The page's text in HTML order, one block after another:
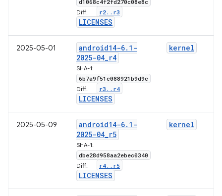
d1068c4f2fd270c08e8c
Diff: r2. . r3
LICENSES
2025-05-01 android14-6. 1-
2025-04_r4
SHA-1:
6b7a9f51c088921b9d9c
Diff: r3 . . r4
LICENSES
kernel
2025-05-09 android14-6. 1-
2025-04_r5
SHA-1:
dbe28d958aa2ebec0340
Diff: r4. . r5
LICENSES
kernel